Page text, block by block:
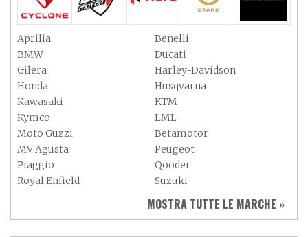
Aprilia
Benelli
BMW
Ducati
Gilera
Harley-Davidson
Honda
Husqvarna
Kawasaki
KTM
Kymco
LML
Moto Guzzi
Betamotor
MV Agusta
Peugeot
Piaggio
Qooder
Royal Enfield
Suzuki
Triumph
Yamaha
MOSTRA TUTTE LE MARCHE »